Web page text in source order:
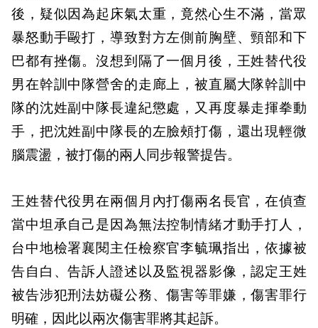
後，疑似因為起床氣太重，竟然心生不滿，當眾
暴怒動手毆打，導致對方左側前胸壁、頸部和下
巴都有挫傷。沒想到隔了一個月後，王姓替代役
男在幹訓中隊營舍的走廊上，被直屬大隊幹訓中
隊的沈姓副中隊長違紀懲處，又再度暴走揮拳動
手，把沈姓副中隊長的左臉頰打傷，還出現輕微
腦震盪，被打傷的兩人同步報警提告。
王姓替代役男在兩個月內打傷兩名長官，在偵查
當中坦承自己是因為無法控制情緒才動手打人，
台中地檢署襄閱主任檢察官李毓珮指出，依據被
告自白、告訴人證述以及監視器影像，認定王姓
被告涉犯刑法妨礙公務、傷害等罪嫌，傷害罪行
明確，因此以兩次傷害罪將其起訴。